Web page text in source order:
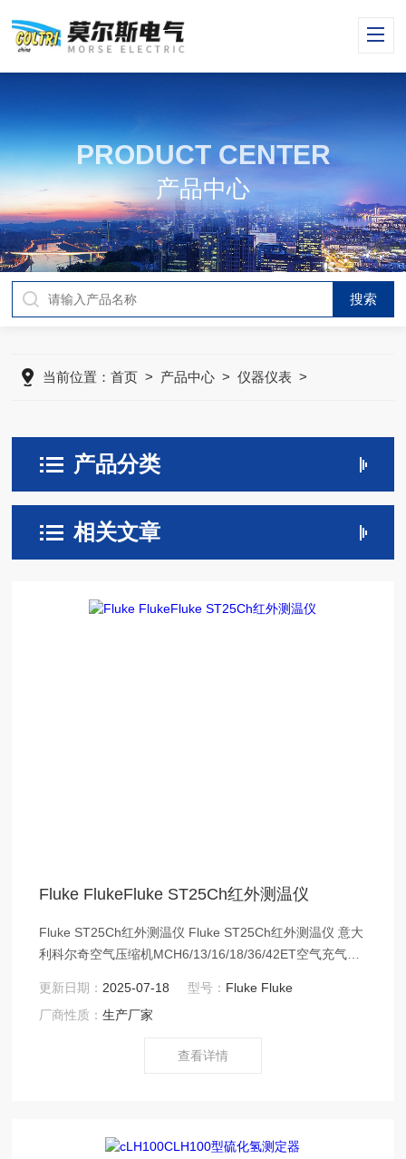
PRODUCT CENTER
产品中心
当前位置：首页 > 产品中心 >仪器仪表 >
产品分类
相关文章
Fluke FlukeFluke ST25Ch红外测温仪
Fluke ST25Ch红外测温仪 Fluke ST25Ch红外测温仪 意大
利科尔奇空气压缩机MCH6/13/16/18/36/42ET空气充气泵
家和地区的用户的信任。并在消防、潜水、工业、航天等
更新日期： 2025-07-18 型号： Fluke Fluke
厂商性质：生产厂家
查看详情